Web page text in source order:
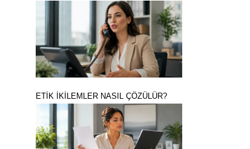
ETİK İKİLEMLER NASIL ÇÖZÜLÜR?